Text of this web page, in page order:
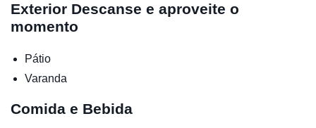
Exterior Descanse e aproveite o
momento
Pátio
Varanda
Comida e Bebida